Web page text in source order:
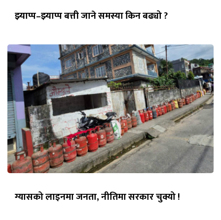
झ्याप्प–झ्याप्प बत्ती जाने समस्या किन बढ्यो ?
ग्यासको लाइनमा जनता, नीतिमा सरकार चुक्यो !